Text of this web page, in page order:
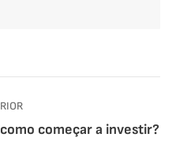
Post
começar a investir?